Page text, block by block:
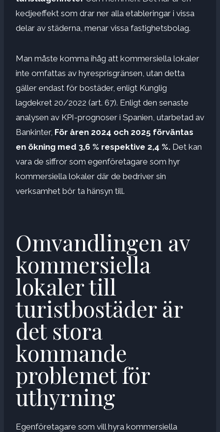
kedjeeffekt som drar ner alla etableringar i vissa
delar av städerna, menar vissa fastighetsbolag.
Man måste komma ihåg att kommersiella lokaler
inte omfattas av hyresprisgränsen, utan detta
gäller endast för bostäder, enligt Kunglig
lagdekret 20/2022 (art. 67). Enligt den senaste
analysen av KPI-prognoser i Spanien, utarbetad av
Bankinter, För åren 2024 och 2025 förväntas
en ökning med 3,6 % respektive 2,4 %. Det kan
vara de siffror som egenföretagare som hyr
kommersiella lokaler där de bedriver sin
verksamhet bör ta hänsyn till.
Omvandlingen av
kommersiella
lokaler till
turistbostäder är
det stora
kommande
problemet för
uthyrning
Egenföretagare som vill hyra kommersiella